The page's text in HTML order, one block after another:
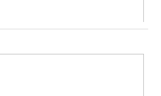
znečistením 0